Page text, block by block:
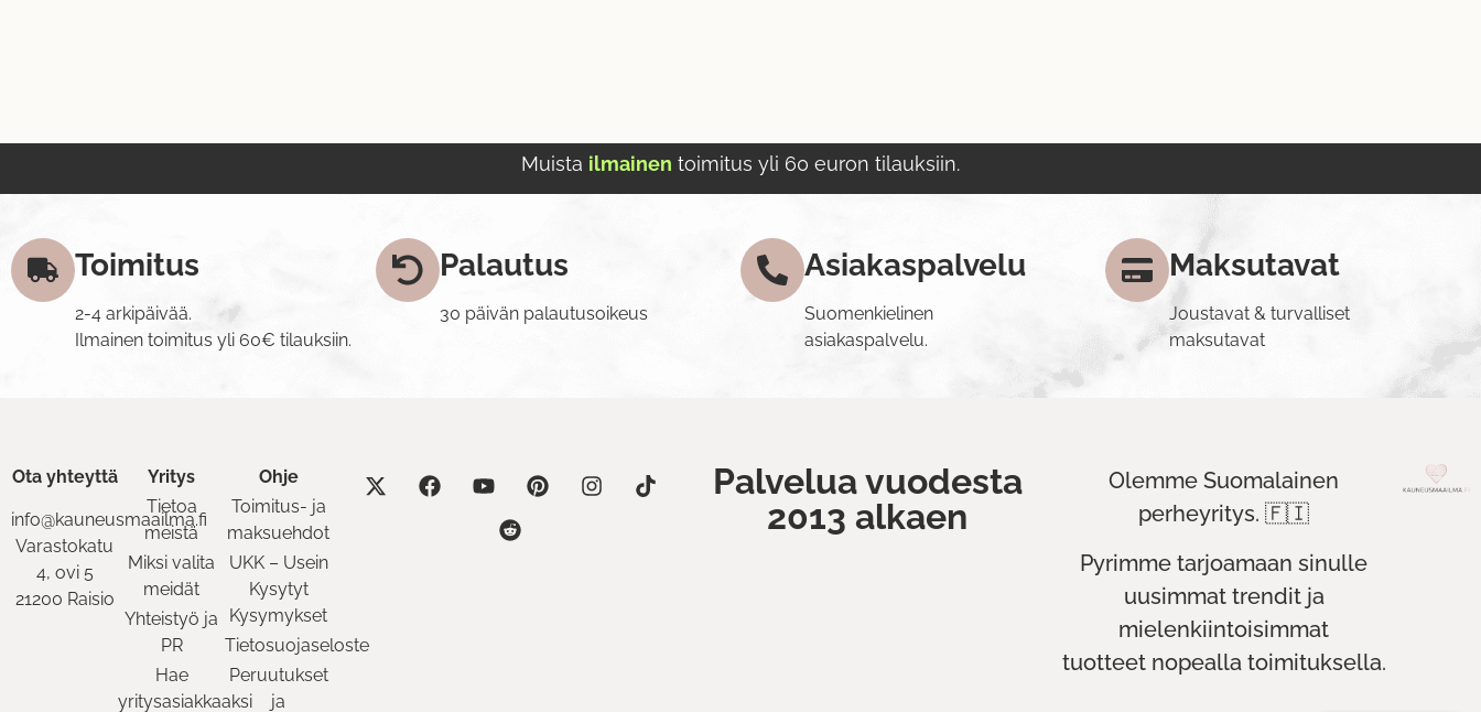
Muista ilmainen toimitus yli 60 euron tilauksiin.
Toimitus
2-4 arkipäivää.
Ilmainen toimitus yli 60€ tilauksiin.
Palautus
30 päivän palautusoikeus
Asiakaspalvelu
Suomenkielinen
asiakaspalvelu.
Maksutavat
Joustavat & turvalliset
maksutavat
Ota yhteyttä
info@kauneusmaailma.fi
Varastokatu
4, ovi 5
21200 Raisio
Yritys
Tietoa
meistä
Miksi valita
meidät
Yhteistyö ja
PR
Hae
yritysasiakkaaksi
Ohje
Toimitus- ja
maksuehdot
UKK – Usein
Kysytyt
Kysymykset
Tietosuojaseloste
Peruutukset
ja
Palvelua vuodesta
2013 alkaen
Olemme Suomalainen
perheyritys. 🇫🇮
Pyrimme tarjoamaan sinulle
uusimmat trendit ja
mielenkiintoisimmat
tuotteet nopealla toimituksella.